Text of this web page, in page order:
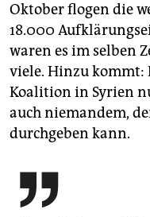
Oktober flogen die
18.000
waren es im selben
viele. Hinzu
Koalition in Syrien
auch niemandem,
durchgeben kann.
